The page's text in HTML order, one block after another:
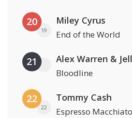
20
19
Miley Cyrus
End of the World
21 Alex Warren &
Bloodline
22
22
Tommy Cash
Espresso Macchiato